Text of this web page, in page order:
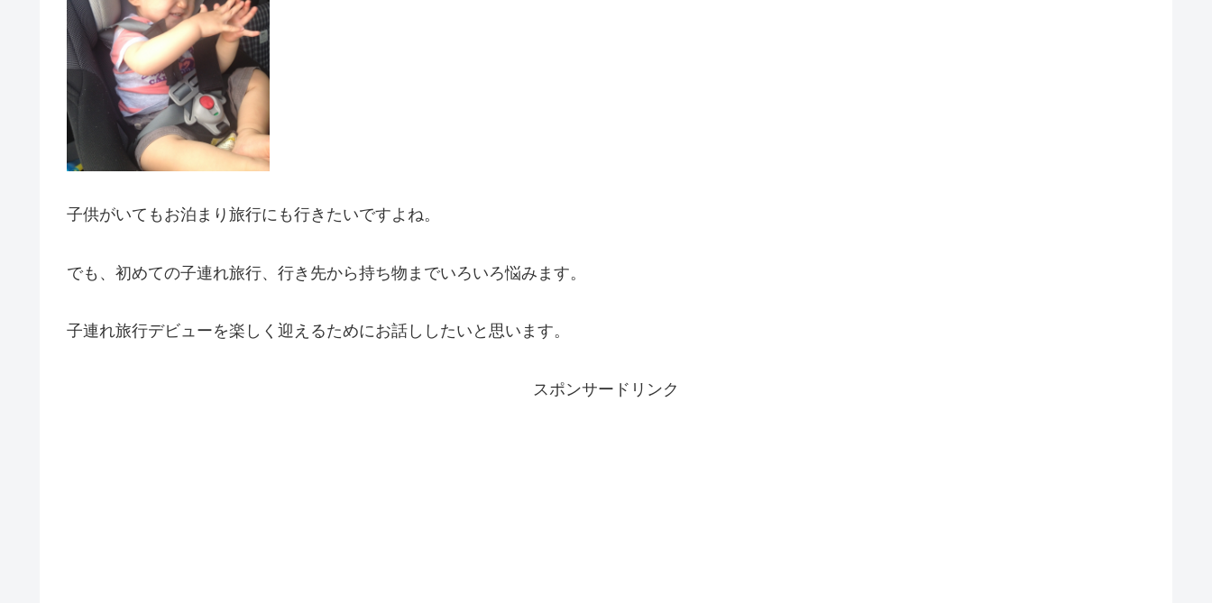
子供がいてもお泊まり旅行にも行きたいですよね。
でも、初めての子連れ旅行、行き先から持ち物までいろいろ悩みます。
子連れ旅行デビューを楽しく迎えるためにお話ししたいと思います。
スポンサードリンク